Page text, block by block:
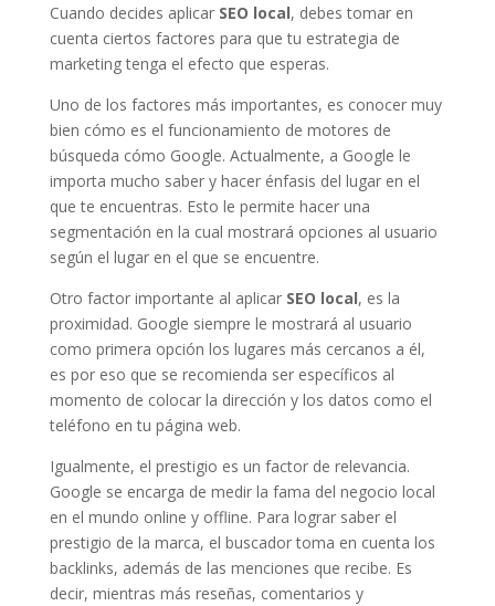
Cuando decides aplicar SEO local, debes tomar en
cuenta ciertos factores para que tu estrategia de
marketing tenga el efecto que esperas.
Uno de los factores más importantes, es conocer muy
bien cómo es el funcionamiento de motores de
búsqueda cómo Google. Actualmente, a Google le
importa mucho saber y hacer énfasis del lugar en el
que te encuentras. Esto le permite hacer una
segmentación en la cual mostrará opciones al usuario
según el lugar en el que se encuentre.
Otro factor importante al aplicar SEO local, es la
proximidad. Google siempre le mostrará al usuario
como primera opción los lugares más cercanos a él,
es por eso que se recomienda ser específicos al
momento de colocar la dirección y los datos como el
teléfono en tu página web.
Igualmente, el prestigio es un factor de relevancia.
Google se encarga de medir la fama del negocio local
en el mundo online y offline. Para lograr saber el
prestigio de la marca, el buscador toma en cuenta los
backlinks, además de las menciones que recibe. Es
decir, mientras más reseñas, comentarios y